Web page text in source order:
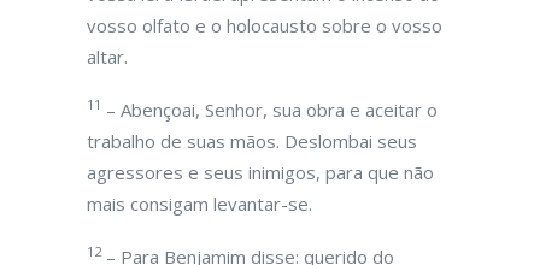
vosso olfato e o holocausto sobre o vosso
altar.
11 – Abençoai, Senhor, sua obra e aceitar o
trabalho de suas mãos. Deslombai seus
agressores e seus inimigos, para que não
mais consigam levantar-se.
12– Para Benjamim disse: querido do